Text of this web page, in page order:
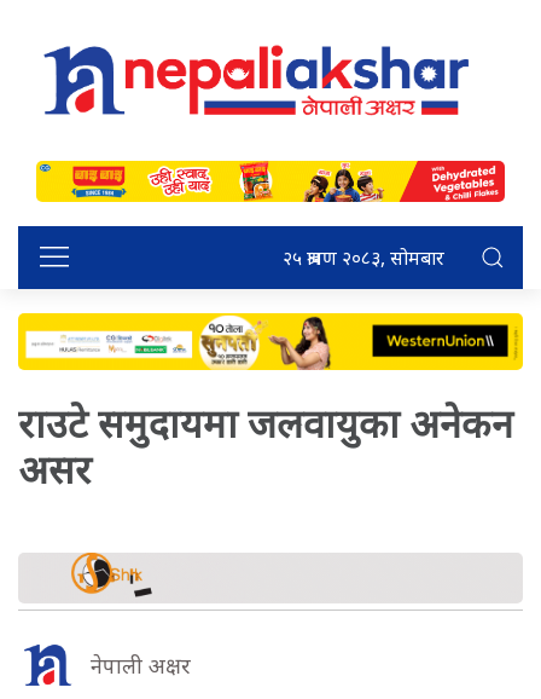
२५ श्रावण २०८३, सोमबार
राउटे समुदायमा जलवायुका अनेकन
असर
नेपाली अक्षर